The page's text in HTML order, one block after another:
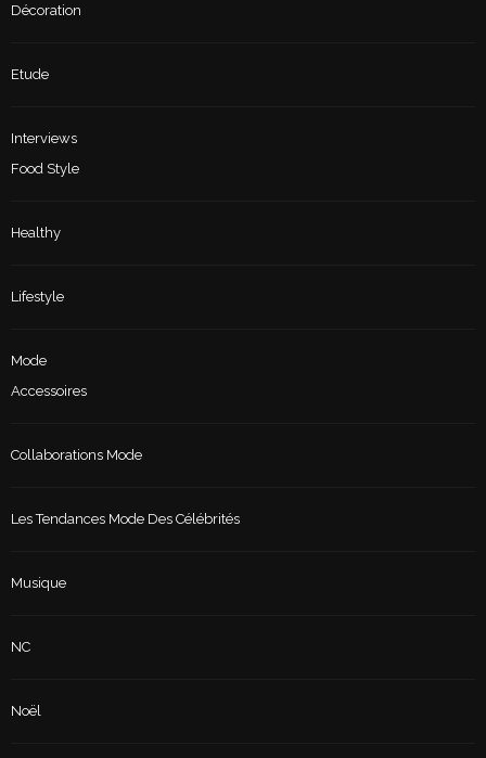
Décoration
Etude
Interviews
Food Style
Healthy
Lifestyle
Mode
Accessoires
Collaborations Mode
Les Tendances Mode Des Célébrités
Musique
NC
Noël